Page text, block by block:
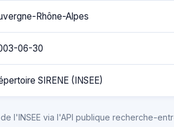
Rhône-Alpes
06-30
SIRENE (INSEE)
l'INSEE via l'API publique recherche-